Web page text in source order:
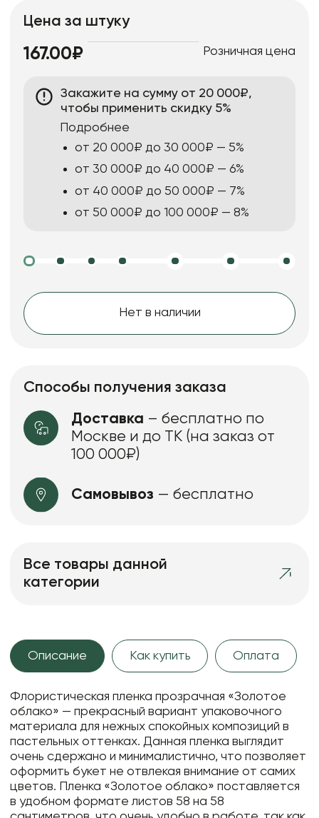
Цена за штуку
167.00₽ Розничная цена
Закажите на сумму от 20 000₽,
чтобы применить скидку 5%
Подробнее
от 20 000₽ до 30 000₽ — 5%
от 30 000₽ до 40 000₽ — 6%
от 40 000₽ до 50 000₽ — 7%
от 50 000₽ до 100 000₽ — 8%
Нет в наличии
Способы получения заказа
Доставка – бесплатно по
Москве и до ТК (на заказ от
100 000₽)
Самовывоз — бесплатно
Все товары данной
категории
Описание Как купить Оплата
Флористическая пленка прозрачная «Золотое
облако» — прекрасный вариант упаковочного
материала для нежных спокойных композиций в
пастельных оттенках. Данная пленка выглядит
очень сдержано и минималистично, что позволяет
оформить букет не отвлекая внимание от самих
цветов. Пленка «Золотое облако» поставляется
в удобном формате листов 58 на 58